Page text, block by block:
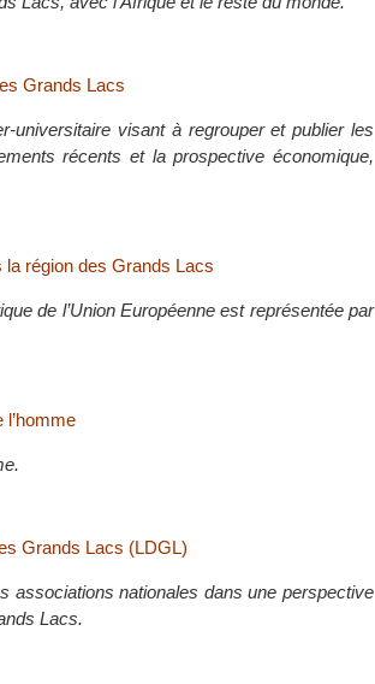
Grands Lacs
universitaire visant à regrouper et publier les
récents et la prospective économique,
la région des Grands Lacs
de l’Union Européenne est représentée par
Grands Lacs (LDGL)
associations nationales dans une perspective
Lacs.